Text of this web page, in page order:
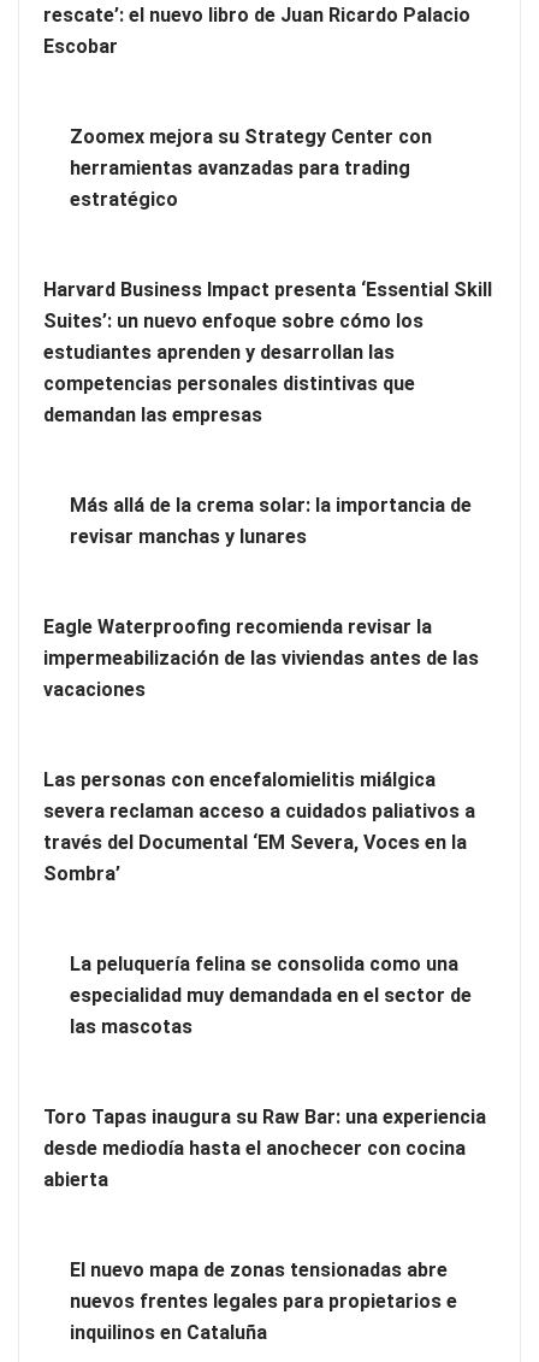
Zoomex mejora su Strategy Center con herramientas
avanzadas para trading estratégico
Harvard Business Impact presenta ‘Essential Skill Suites’: un
nuevo enfoque sobre cómo los estudiantes aprenden y
Más allá de la crema solar: la importancia de revisar manchas
y lunares
impermeabilización de las viviendas antes de las vacaciones
rescate’: el nuevo libro de Juan Ricardo Palacio
Escobar
Zoomex mejora su Strategy Center con
herramientas avanzadas para trading
estratégico
Harvard Business Impact presenta ‘Essential Skill
Suites’: un nuevo enfoque sobre cómo los
estudiantes aprenden y desarrollan las
competencias personales distintivas que
demandan las empresas
Más allá de la crema solar: la importancia de
revisar manchas y lunares
Eagle Waterproofing recomienda revisar la
impermeabilización de las viviendas antes de las
vacaciones
Las personas con encefalomielitis miálgica
severa reclaman acceso a cuidados paliativos a
través del Documental ‘EM Severa, Voces en la
Sombra’
La peluquería felina se consolida como una
especialidad muy demandada en el sector de
las mascotas
Toro Tapas inaugura su Raw Bar: una experiencia
desde mediodía hasta el anochecer con cocina
abierta
El nuevo mapa de zonas tensionadas abre
nuevos frentes legales para propietarios e
inquilinos en Cataluña